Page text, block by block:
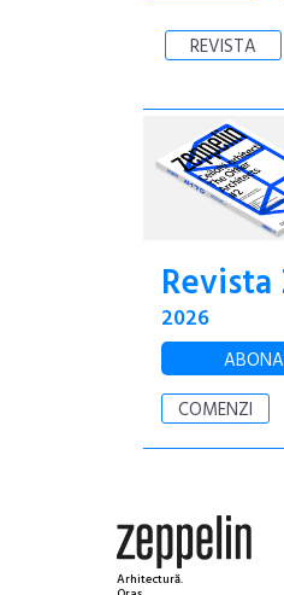
REVISTA
2026
COMENZI
Arhitectură.